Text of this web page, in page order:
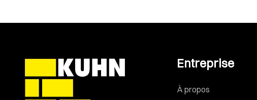
Entreprise
À propos